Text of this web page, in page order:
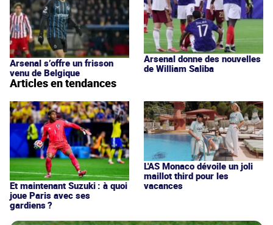
Arsenal s’offre un frisson
venu de Belgique
Arsenal donne des nouvelles
de William Saliba
Articles en tendances
Et maintenant Suzuki : à quoi
joue Paris avec ses
gardiens ?
L'AS Monaco dévoile un joli
maillot third pour les
vacances